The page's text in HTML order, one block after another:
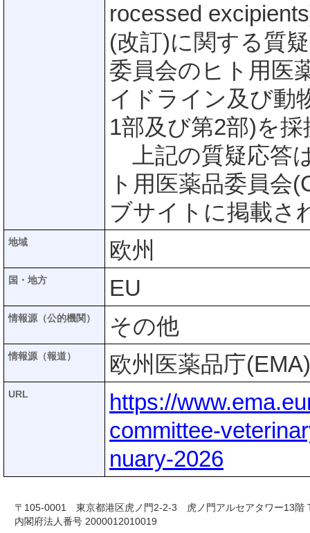
rocessed
(改訂)に関する質
委員会のヒト用医
イドライン及び動
1部及び第2部)を
上記の質疑応答
ト用医薬品委員会
ブサイトに掲載さ
地域 欧州
国・地方 EU
情報源（公的機関） その他
情報源（報道） 欧州医薬品庁(EMA)
URL
https://
committee-
nuary-2026
〒105-0001 東京都港区虎ノ門2-2-3 虎ノ門アルセアタワー13階
内閣府法人番号 2000012010019